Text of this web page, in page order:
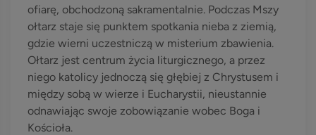
ofiarę, obchodzoną sakramentalnie. Podczas Mszy
ołtarz staje się punktem spotkania nieba z ziemią,
gdzie wierni uczestniczą w misterium zbawienia.
Ołtarz jest centrum życia liturgicznego, a przez
niego katolicy jednoczą się głębiej z Chrystusem i
między sobą w wierze i Eucharystii, nieustannie
odnawiając swoje zobowiązanie wobec Boga i
Kościoła.